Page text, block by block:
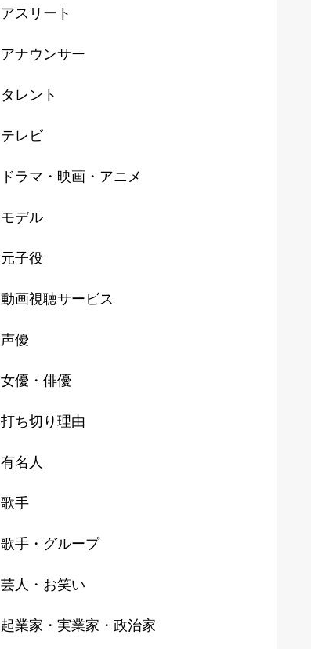
アスリート
アナウンサー
タレント
テレビ
ドラマ・映画・アニメ
モデル
元子役
動画視聴サービス
声優
女優・俳優
打ち切り理由
有名人
歌手
歌手・グループ
芸人・お笑い
起業家・実業家・政治家